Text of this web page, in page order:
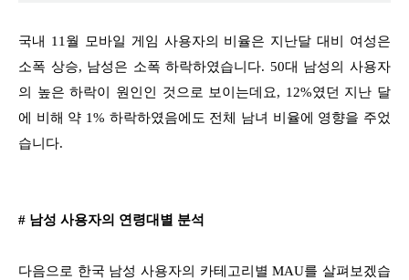
국내 11월 모바일 게임 사용자의 비율은 지난달 대비 여성은
소폭 상승, 남성은 소폭 하락하였습니다. 50대 남성의 사용자
의 높은 하락이 원인인 것으로 보이는데요, 12%였던 지난 달
에 비해 약 1% 하락하였음에도 전체 남녀 비율에 영향을 주었
습니다.
# 남성 사용자의 연령대별 분석
다음으로 한국 남성 사용자의 카테고리별 MAU를 살펴보겠습